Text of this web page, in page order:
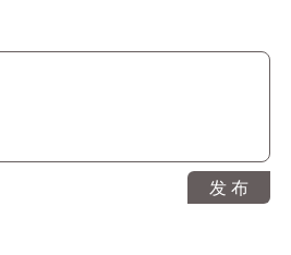
。祝你们玩到好运哦!
喜欢的控制方式。
进行漂移。
子性能，当你跑不过别人的时候，
发 布